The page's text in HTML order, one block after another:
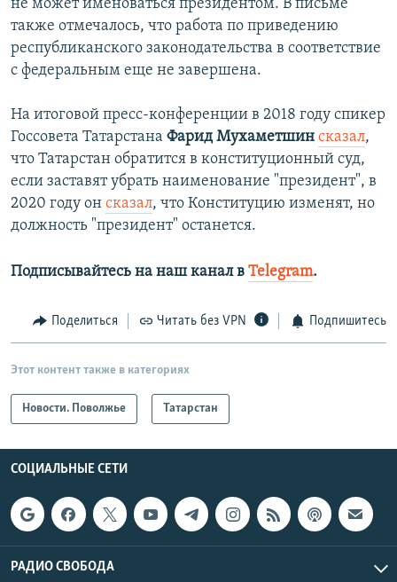
не может именоваться президентом. В письме
также отмечалось, что работа по приведению
республиканского законодательства в соответствие
с федеральным еще не завершена.
На итоговой пресс-конференции в 2018 году спикер
Госсовета Татарстана Фарид Мухаметшин сказал,
что Татарстан обратится в конституционный суд,
если заставят убрать наименование "президент", в
2020 году он сказал, что Конституцию изменят, но
должность "президент" останется.
Подписывайтесь на наш канал в Telegram.
Поделиться Читать без VPN Подпишитесь
Этот контент также в категориях
Новости. Поволжье Татарстан
СОЦИАЛЬНЫЕ СЕТИ
РАДИО СВОБОДА